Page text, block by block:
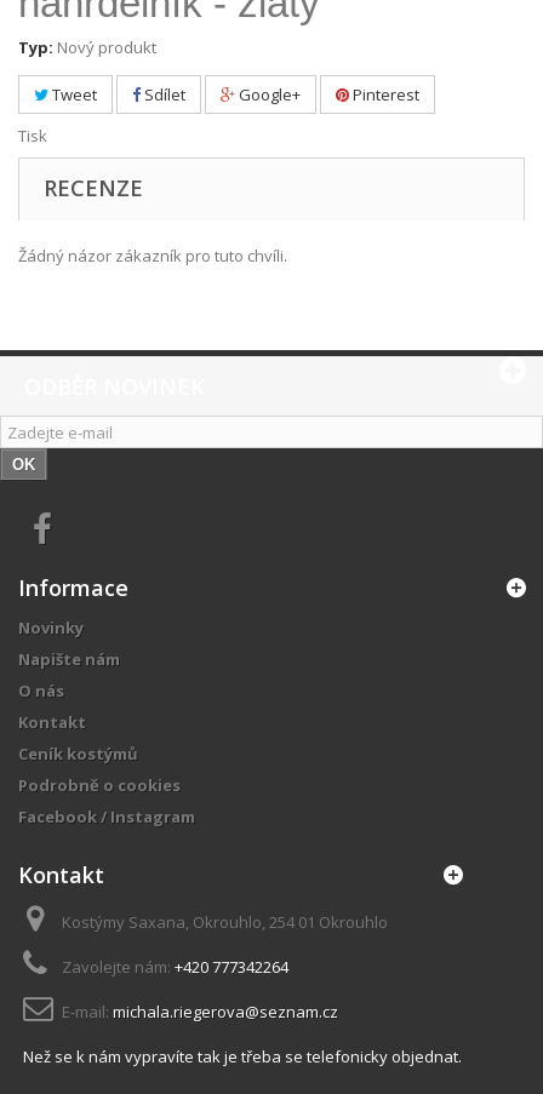
Typ: Nový produkt
Tweet Sdílet Google+
Pinterest
Tisk
RECENZE
Žádný názor zákazník pro tuto chvíli.
OK
Informace
Novinky
Napište nám
O nás
Kontakt
Ceník kostýmů
Podrobně o cookies
Facebook / Instagram
Kontakt
Kostýmy Saxana, Okrouhlo, 254 01 Okrouhlo
Zavolejte nám: +420 777342264
E-mail: michala.riegerova@seznam.cz
Než se k nám vypravíte tak je třeba se telefonicky objednat.